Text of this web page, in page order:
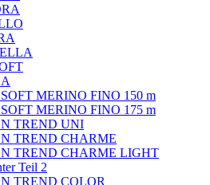
MERINO FINO 150 m
MERINO FINO 175 m
TREND UNI
TREND CHARME
TREND CHARME LIGHT
Teil 2
TREND COLOR